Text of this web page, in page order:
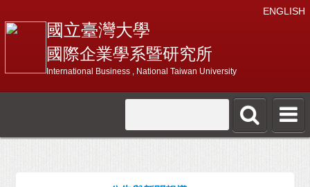
ENGLISH
國立臺灣大學
國際企業學系暨研究所
International Business , National Taiwan University